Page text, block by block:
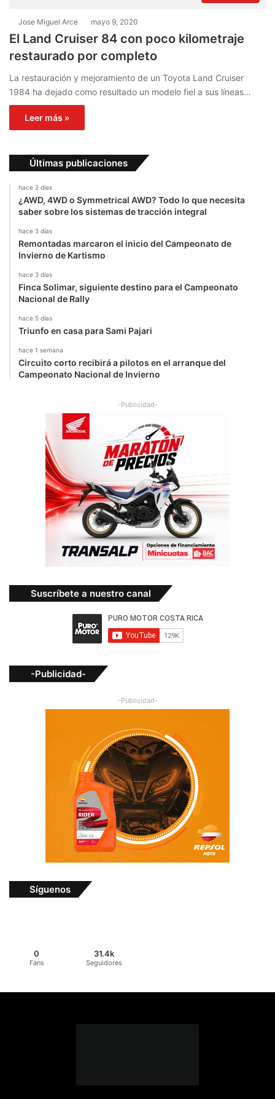
Jose Miguel Arce mayo 9, 2020
El Land Cruiser 84 con poco kilometraje
restaurado por completo
La restauración y mejoramiento de un Toyota Land Cruiser
1984 ha dejado como resultado un modelo fiel a sus líneas…
Leer más »
Últimas publicaciones
hace 2 días
¿AWD, 4WD o Symmetrical AWD? Todo lo que necesita
saber sobre los sistemas de tracción integral
hace 3 días
Remontadas marcaron el inicio del Campeonato de
Invierno de Kartismo
hace 3 días
Finca Solimar, siguiente destino para el Campeonato
Nacional de Rally
hace 5 días
Triunfo en casa para Sami Pajari
hace 1 semana
Circuito corto recibirá a pilotos en el arranque del
Campeonato Nacional de Invierno
-Publicidad-
Suscríbete a nuestro canal
-Publicidad-
-Publicidad-
Síguenos
0
Fans
31.4k
Seguidores